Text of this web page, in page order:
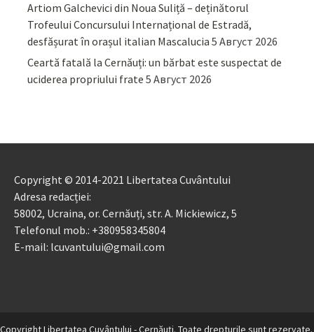
Artiom Galchevici din Noua Suliță – deținătorul
Trofeului Concursului Internațional de Estradă,
desfășurat în orașul italian Mascalucia 5 Август 2026
Ceartă fatală la Cernăuți: un bărbat este suspectat de
uciderea propriului frate 5 Август 2026
Copyright © 2014-2021 Libertatea Cuvântului
Adresa redacției:
58002, Ucraina, or. Cernăuți, str. A. Mickiewicz, 5
Telefonul mob.: +380958345804
E-mail: lcuvantului@gmail.com